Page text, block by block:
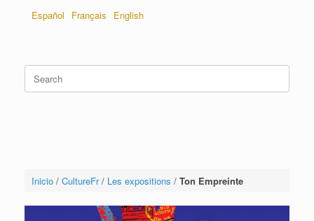
Español Français English
Inicio/ CultureFr/ Les expositions / Ton Empreinte